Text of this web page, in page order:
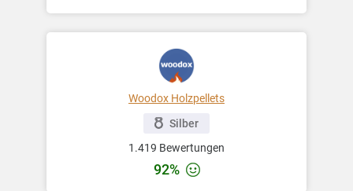
Woodox Holzpellets
Silber
1.419 Bewertungen
92%